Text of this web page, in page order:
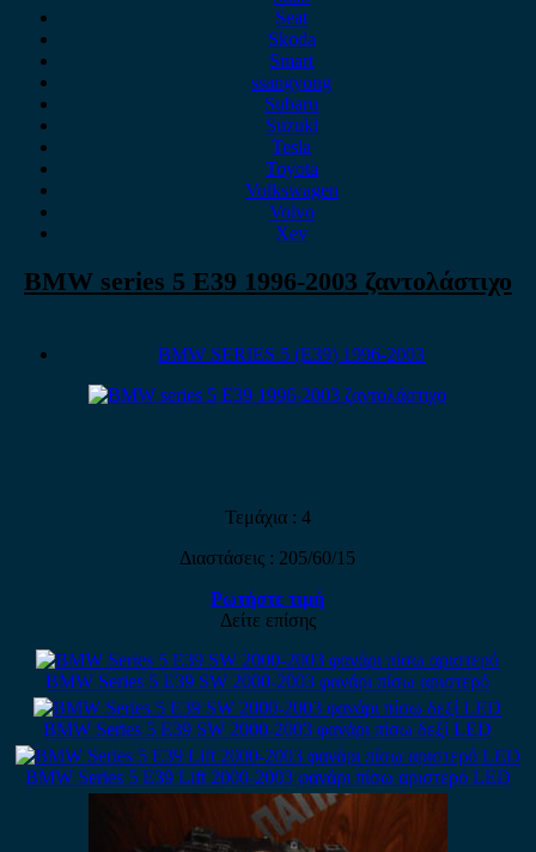
Seat
Skoda
Smart
ssangyong
Subaru
Suzuki
Tesla
Toyota
Volkswagen
Volvo
Xev
BMW series 5 E39 1996-2003 ζαντολάστιχο
BMW SERIES 5 (E39) 1996-2003
Τεμάχια : 4
Διαστάσεις : 205/60/15
Ρωτήστε τιμή
Δείτε επίσης
BMW Series 5 E39 SW 2000-2003 φανάρι πίσω αριστερό
BMW Series 5 E39 SW 2000-2003 φανάρι πίσω δεξί LED
BMW Series 5 E39 Lift 2000-2003 φανάρι πίσω αριστερό LED